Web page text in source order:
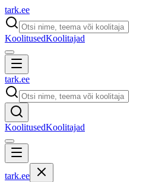
tark.ee
KoolitusedKoolitajad
tark.ee
KoolitusedKoolitajad
tark.ee